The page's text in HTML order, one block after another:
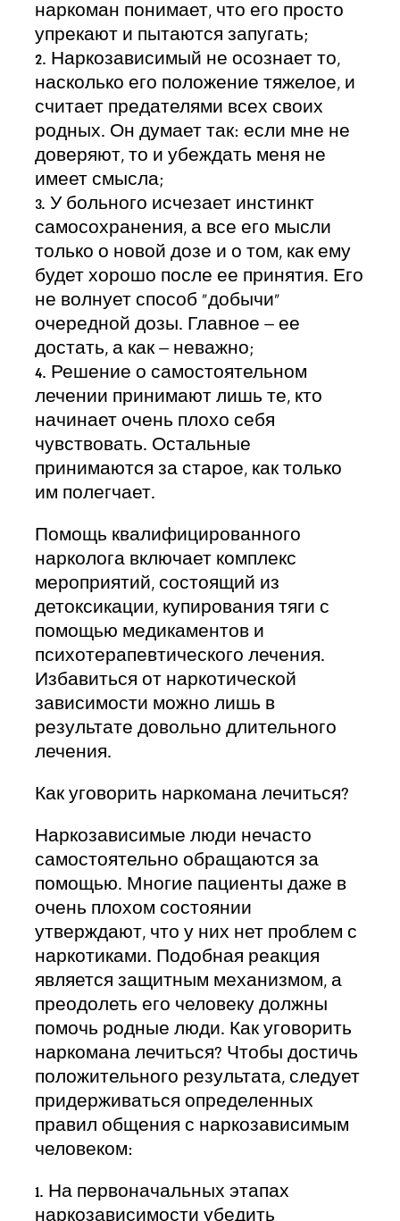
наркоман понимает, что его просто
упрекают и пытаются запугать;
2. Наркозависимый не осознает то,
насколько его положение тяжелое, и
считает предателями всех своих
родных. Он думает так: если мне не
доверяют, то и убеждать меня не
имеет смысла;
3. У больного исчезает инстинкт
самосохранения, а все его мысли
только о новой дозе и о том, как ему
будет хорошо после ее принятия. Его
не волнует способ «добычи»
очередной дозы. Главное – ее
достать, а как – неважно;
4. Решение о самостоятельном
лечении принимают лишь те, кто
начинает очень плохо себя
чувствовать. Остальные
принимаются за старое, как только
им полегчает.
Помощь квалифицированного
нарколога включает комплекс
мероприятий, состоящий из
детоксикации, купирования тяги с
помощью медикаментов и
психотерапевтического лечения.
Избавиться от наркотической
зависимости можно лишь в
результате довольно длительного
лечения.
Как уговорить наркомана лечиться?
Наркозависимые люди нечасто
самостоятельно обращаются за
помощью. Многие пациенты даже в
очень плохом состоянии
утверждают, что у них нет проблем с
наркотиками. Подобная реакция
является защитным механизмом, а
преодолеть его человеку должны
помочь родные люди. Как уговорить
наркомана лечиться? Чтобы достичь
положительного результата, следует
придерживаться определенных
правил общения с наркозависимым
человеком:
1. На первоначальных этапах
наркозависимости убедить